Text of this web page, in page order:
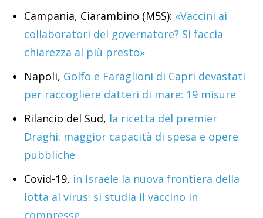
Campania, Ciarambino (M5S): «Vaccini ai
collaboratori del governatore? Si faccia
chiarezza al più presto»
Napoli, Golfo e Faraglioni di Capri devastati
per raccogliere datteri di mare: 19 misure
Rilancio del Sud, la ricetta del premier
Draghi: maggior capacità di spesa e opere
pubbliche
Covid-19, in Israele la nuova frontiera della
lotta al virus: si studia il vaccino in